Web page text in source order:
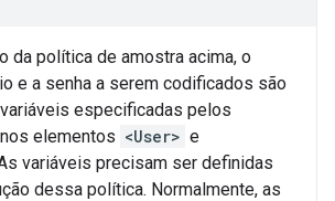
da política de amostra acima, o
e a senha a serem codificados são
especificadas pelos
nos elementos <User> e
variáveis precisam ser definidas
dessa política. Normalmente, as